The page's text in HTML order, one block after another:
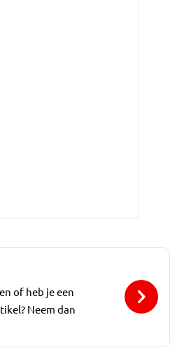
of heb je een
Neem dan